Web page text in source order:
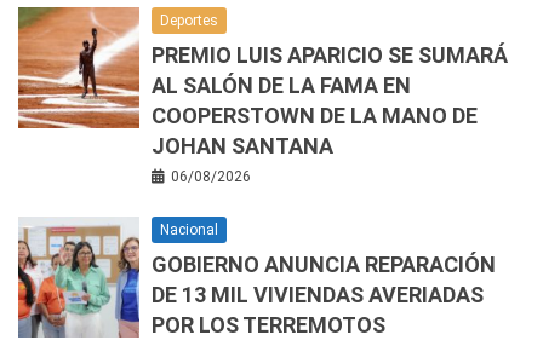
Deportes
PREMIO LUIS APARICIO SE SUMARÁ
AL SALÓN DE LA FAMA EN
COOPERSTOWN DE LA MANO DE
JOHAN SANTANA
06/08/2026
Nacional
GOBIERNO ANUNCIA REPARACIÓN
DE 13 MIL VIVIENDAS AVERIADAS
POR LOS TERREMOTOS